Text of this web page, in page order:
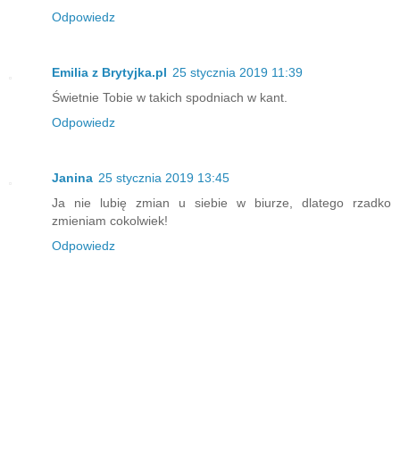
Odpowiedz
Emilia z Brytyjka.pl 25 stycznia 2019 11:39
Świetnie Tobie w takich spodniach w kant.
Odpowiedz
Janina 25 stycznia 2019 13:45
Ja nie lubię zmian u siebie w biurze, dlatego rzadko
zmieniam cokolwiek!
Odpowiedz